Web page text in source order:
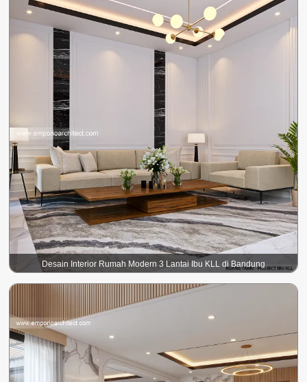
Desain Interior Rumah Modern 3 Lantai Ibu KLL di Bandung